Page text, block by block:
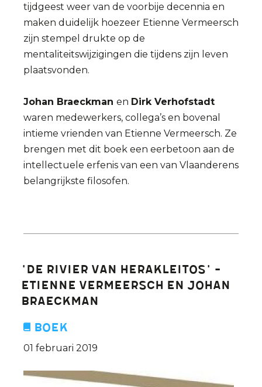
tijdgeest weer van de voorbije decennia en
maken duidelijk hoezeer Etienne Vermeersch
zijn stempel drukte op de
mentaliteitswijzigingen die tijdens zijn leven
plaatsvonden.
Johan Braeckman en Dirk Verhofstadt
waren medewerkers, collega’s en bovenal
intieme vrienden van Etienne Vermeersch. Ze
brengen met dit boek een eerbetoon aan de
intellectuele erfenis van een van Vlaanderens
belangrijkste filosofen.
'De Rivier van Herakleitos' -
Etienne Vermeersch en Johan
Braeckman
Boek
01 februari 2019